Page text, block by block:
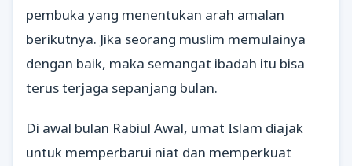
pembuka yang menentukan arah amalan
berikutnya. Jika seorang muslim memulainya
dengan baik, maka semangat ibadah itu bisa
terus terjaga sepanjang bulan.
Di awal bulan Rabiul Awal, umat Islam diajak
untuk memperbarui niat dan memperkuat